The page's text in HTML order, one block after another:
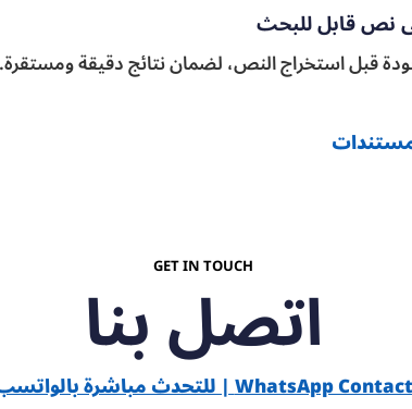
نص قابل للبحث
قبل استخراج النص، لضمان نتائج دقيقة ومستقرة.
GET IN TOUCH
اتصل بناWhatsApp Contact | للتحدث مباشرة بالواتسب